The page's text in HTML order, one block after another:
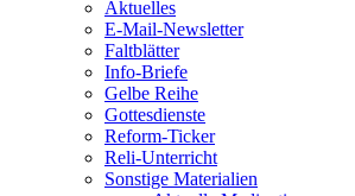
Aktuelles
E-Mail-Newsletter
Faltblätter
Info-Briefe
Gelbe Reihe
Gottesdienste
Reform-Ticker
Reli-Unterricht
Sonstige Materialien